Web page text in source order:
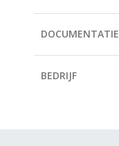
DOCUMENTATIE
BEDRIJF